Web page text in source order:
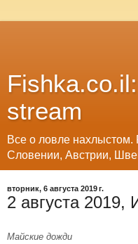
stream
Все о ловле
Словении, Австрии,
вторник, 6 августа 2019 г.
2 августа 2019,
Майские дожди